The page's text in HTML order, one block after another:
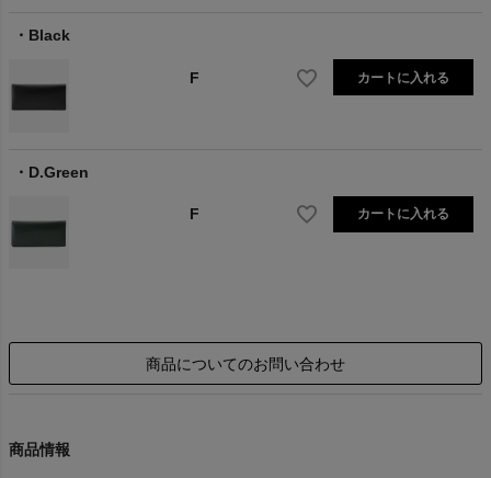
Black
F カートに入れる
D.Green
F カートに入れる
商品についてのお問い合わせ
商品情報